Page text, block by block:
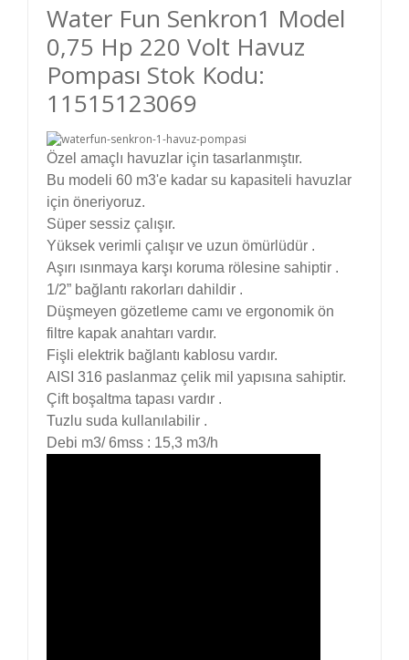
Water Fun Senkron1 Model
0,75 Hp 220 Volt Havuz
Pompası Stok Kodu:
11515123069
Özel amaçlı havuzlar için tasarlanmıştır.
Bu modeli 60 m3'e kadar su kapasiteli havuzlar
için öneriyoruz.
Süper sessiz çalışır.
Yüksek verimli çalışır ve uzun ömürlüdür .
Aşırı ısınmaya karşı koruma rölesine sahiptir .
1/2” bağlantı rakorları dahildir .
Düşmeyen gözetleme camı ve ergonomik ön
filtre kapak anahtarı vardır.
Fişli elektrik bağlantı kablosu vardır.
AISI 316 paslanmaz çelik mil yapısına sahiptir.
Çift boşaltma tapası vardır .
Tuzlu suda kullanılabilir .
Debi m3/ 6mss : 15,3 m3/h